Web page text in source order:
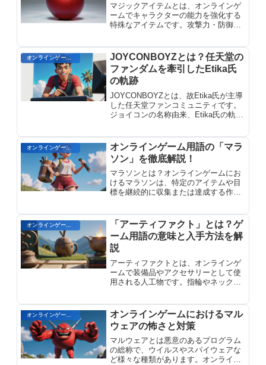
マジックアイテムとは、オンラインゲ
ームでキャラクターの能力を強化する
特殊なアイテムです。攻撃力・防御力
レアリティによって効果が異なり、入
手方法も多様です。
オンラインゲームのプレイに関する用語
JOYCONBOYZとは？任天堂の
ファンダムを牽引したEtika氏
の軌跡
JOYCONBOYZとは、故Etika氏が主導
した任天堂ファンコミュニティです。
ジョイコンの名称由来、Etika氏の軌
在について解説します。
オンラインゲーム用語
オンラインゲーム用語の「マラ
ソン」を徹底解説！
マラソンとは？オンラインゲームにお
けるマラソンは、特定のアイテムや目
標を継続的に収集または達成する作業
ストの完了など、通常は時間がかかる
タスクに取り組みます。マラソンは、
プレイヤーの忍耐力と決意を試すもの
で、ゲームのエンドコンテンツやキャ
ラクターの強化につながる貴重な報酬
を得るのに役立ちます。
オンラインゲーム用語
「アーティファクト」とは？ゲ
ーム用語の意味と入手方法を解
説
アーティファクトとは、オンラインゲ
ームで装備品やアクセサリーとして使
用される人工物です。指輪やネックレ
クトって何？オンラインゲームの用語
を解説します。
オンラインゲームにおけるマル
ウェアの怖さと対策
マルウェアとは悪意のあるプログラム
の総称で、ウイルスやスパイウェアな
ど様々な種類があります。オンライン